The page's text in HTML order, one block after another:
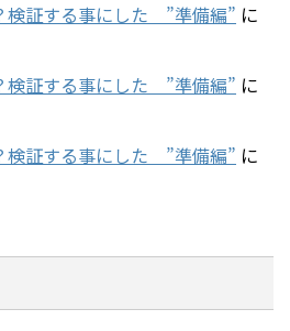
検証する事にした ”準備編” に
検証する事にした ”準備編” に
検証する事にした ”準備編” に